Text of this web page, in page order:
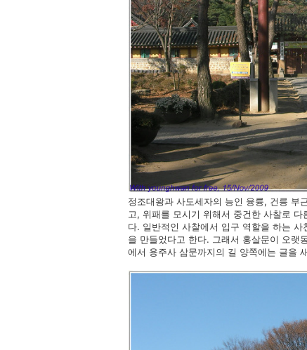
정조대왕과 사도세자의 능인 융륭, 건릉 부
고, 위패를 모시기 위해서 중건한 사찰로
다. 일반적인 사찰에서 입구 역할을 하는
을 만들었다고 한다. 그래서 홍살문이 오랫
에서 용주사 삼문까지의 길 양쪽에는 글을